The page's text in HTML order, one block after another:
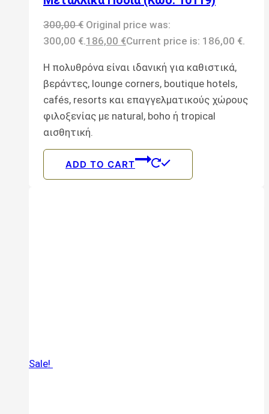
300,00€ Original price was:
300,00 €.186,00 €Current price is: 186,00 €.
Η πολυθρόνα είναι ιδανική για καθιστικά,
βεράντες, lounge corners, boutique hotels,
cafés, resorts και επαγγελματικούς χώρους
φιλοξενίας με natural, boho ή tropical
αισθητική.
ADD TO CART
Sale!